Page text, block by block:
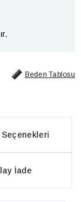
Beden Tablosu
Seçenekleri
İade